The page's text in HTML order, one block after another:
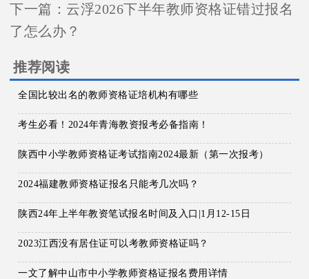
下一篇： 云浮2026下半年教师资格证错过报名
了怎么办？
推荐阅读
全国比较出名的教师资格证培机构有哪些
考生必看！2024年青海教资报考必备指南！
陕西中小学教师资格证考试指南2024最新（第一次报考）
2024福建教师资格证报名只能考几次吗？
陕西24年上半年教资笔试报名时间及入口|1月12-15日
2023江西没有居住证可以考教师资格证吗？
一文了解中山市中小学教师资格证报名费用详情